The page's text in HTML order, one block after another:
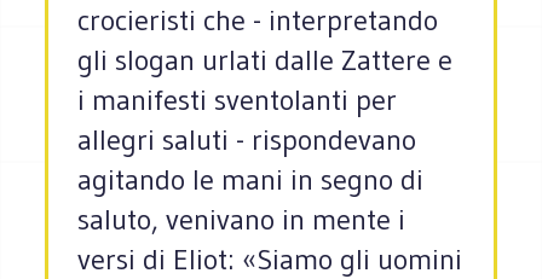
crocieristi che - interpretando
gli slogan urlati dalle Zattere e
i manifesti sventolanti per
allegri saluti - rispondevano
agitando le mani in segno di
saluto, venivano in mente i
versi di Eliot: «Siamo gli uomini